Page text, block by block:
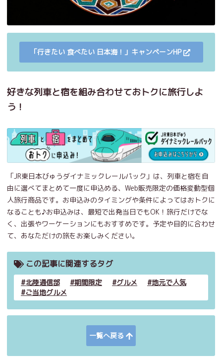
「行きたい 食べたい 日本海！」キャンペーンHP
好きな列車と宿を組み合わせておトクに旅行しよ
う！
「JR東日本びゅうダイナミックレールパック」は、列車と宿を自
由に選べてまとめて一度に申込める、Web販売限定の価格変動型個
人旅行商品です。お申込みのタイミングや条件によってはおトクに
なることも♪お申込みは、最短で出発当日でもOK！旅行だけでな
く、出張やワーケーションにもおすすめです。予定や目的に合わせ
て、あなただけの旅をお楽しみください。
この記事に関連するタグ
北陸通信部 期間限定 グルメ
地元で人気
ご当地グルメ
一覧へ戻る